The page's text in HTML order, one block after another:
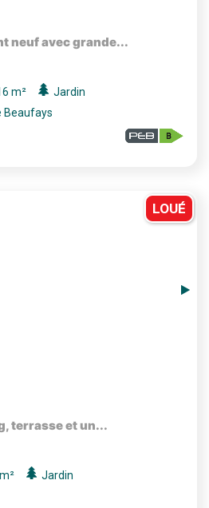
neuf avec grande...
m²
Jardin
Beaufays
LOUÉ
terrasse et un...
Jardin